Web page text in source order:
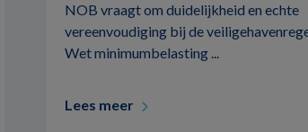
NOB vraagt om duidelijkheid en echte
vereenvoudiging bij de
Wet minimumbelasting ...
Lees meer